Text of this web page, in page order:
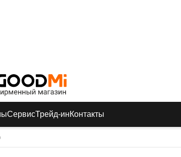
СервисТрейд-инКонтакты